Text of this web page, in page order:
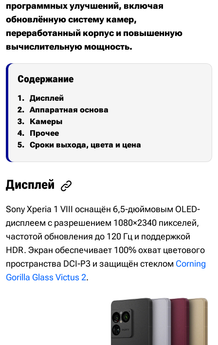
программных улучшений, включая
обновлённую систему камер,
переработанный корпус и повышенную
вычислительную мощность.
Содержание
Дисплей
Аппаратная основа
Камеры
Прочее
Сроки выхода, цвета и цена
Дисплей
Sony Xperia 1 VIII оснащён 6,5-дюймовым OLED-
дисплеем с разрешением 1080×2340 пикселей,
частотой обновления до 120 Гц и поддержкой
HDR. Экран обеспечивает 100% охват цветового
пространства DCI-P3 и защищён стеклом Corning
Gorilla Glass Victus 2.